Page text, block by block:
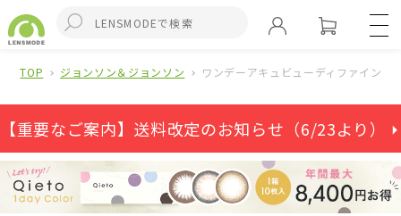
TOP ジョンソン＆ジョンソン ワンデーアキュビューディファイン
【重要なご案内】送料改定のお知らせ（6/23より） ⏵